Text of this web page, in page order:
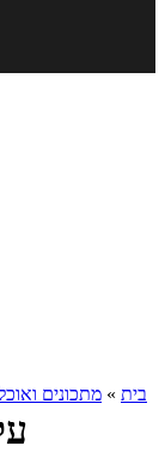
בית » מתכונים